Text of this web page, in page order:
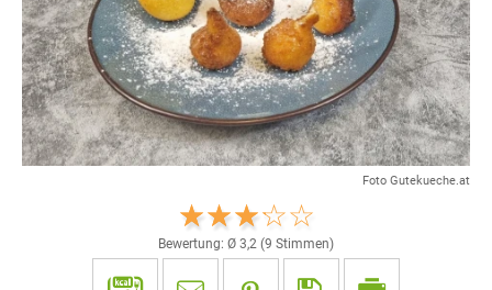
Foto Gutekueche.at
Bewertung: Ø 3,2 (9 Stimmen)